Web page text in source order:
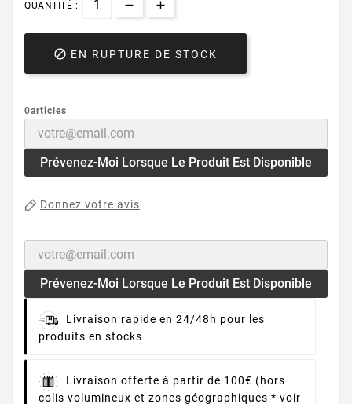
QUANTITÉ :
 EN RUPTURE DE STOCK
0articles
Prévenez-Moi Lorsque Le Produit Est Disponible
Donnez votre avis
Prévenez-Moi Lorsque Le Produit Est Disponible
Livraison rapide en 24/48h pour les
produits en stocks
Livraison offerte à partir de 100€ (hors
colis volumineux et zones géographiques * voir